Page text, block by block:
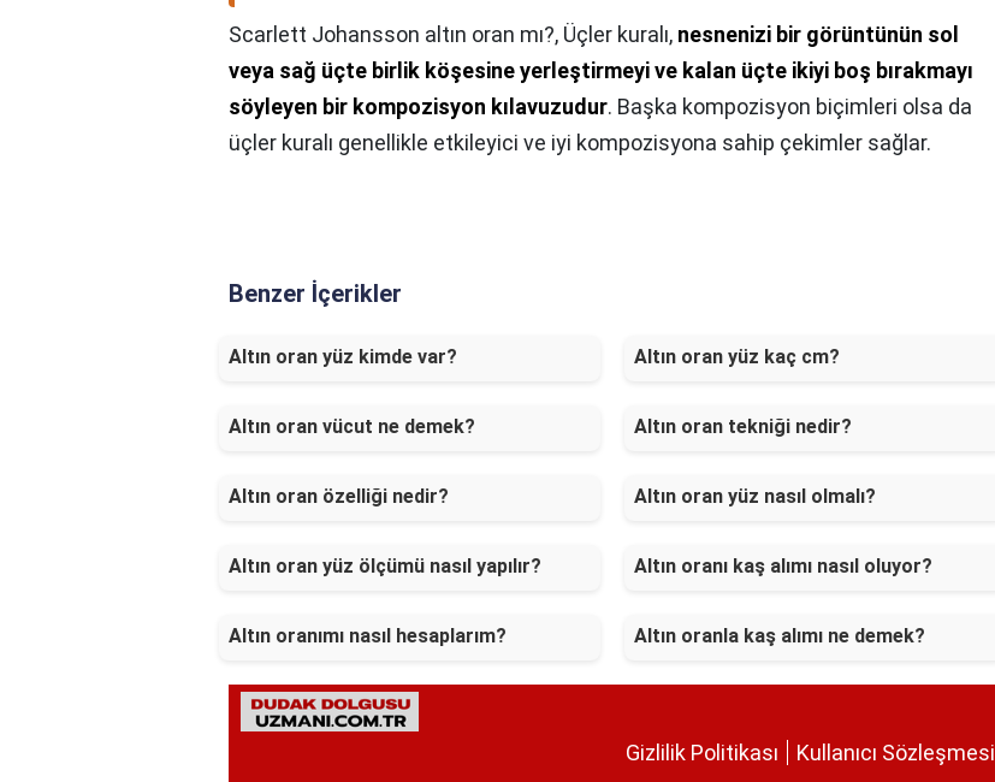
Scarlett Johansson altın oran mı?, Üçler kuralı, nesnenizi bir görüntünün sol
veya sağ üçte birlik köşesine yerleştirmeyi ve kalan üçte ikiyi boş bırakmayı
söyleyen bir kompozisyon kılavuzudur. Başka kompozisyon biçimleri olsa da
üçler kuralı genellikle etkileyici ve iyi kompozisyona sahip çekimler sağlar.
Benzer İçerikler
Altın oran yüz kimde var? Altın oran yüz kaç cm?
Altın oran vücut ne demek? Altın oran tekniği nedir?
Altın oran özelliği nedir? Altın oran yüz nasıl olmalı?
Altın oran yüz ölçümü nasıl yapılır? Altın oranı kaş alımı nasıl oluyor?
Altın oranımı nasıl hesaplarım? Altın oranla kaş alımı ne demek?
Gizlilik Politikası Kullanıcı Sözleşmesi